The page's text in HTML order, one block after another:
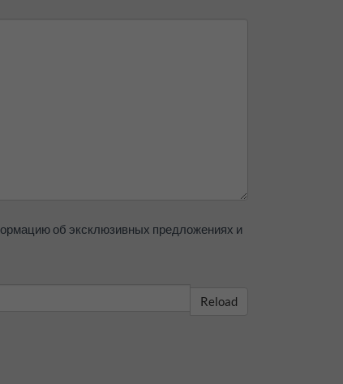
об эксклюзивных предложениях и
Reload